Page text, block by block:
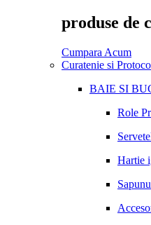
produse de
Cumpara Acum
Curatenie si
BAIE SI
Role
Hartie